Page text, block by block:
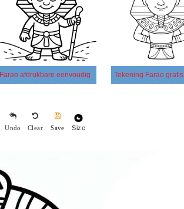
Farao afdrukbare eenvoudig Tekening Farao gratis
Undo Clear Save Size